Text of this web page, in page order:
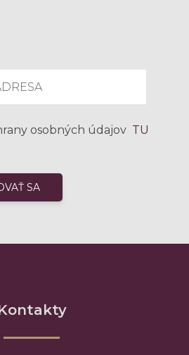
osobných údajov TU